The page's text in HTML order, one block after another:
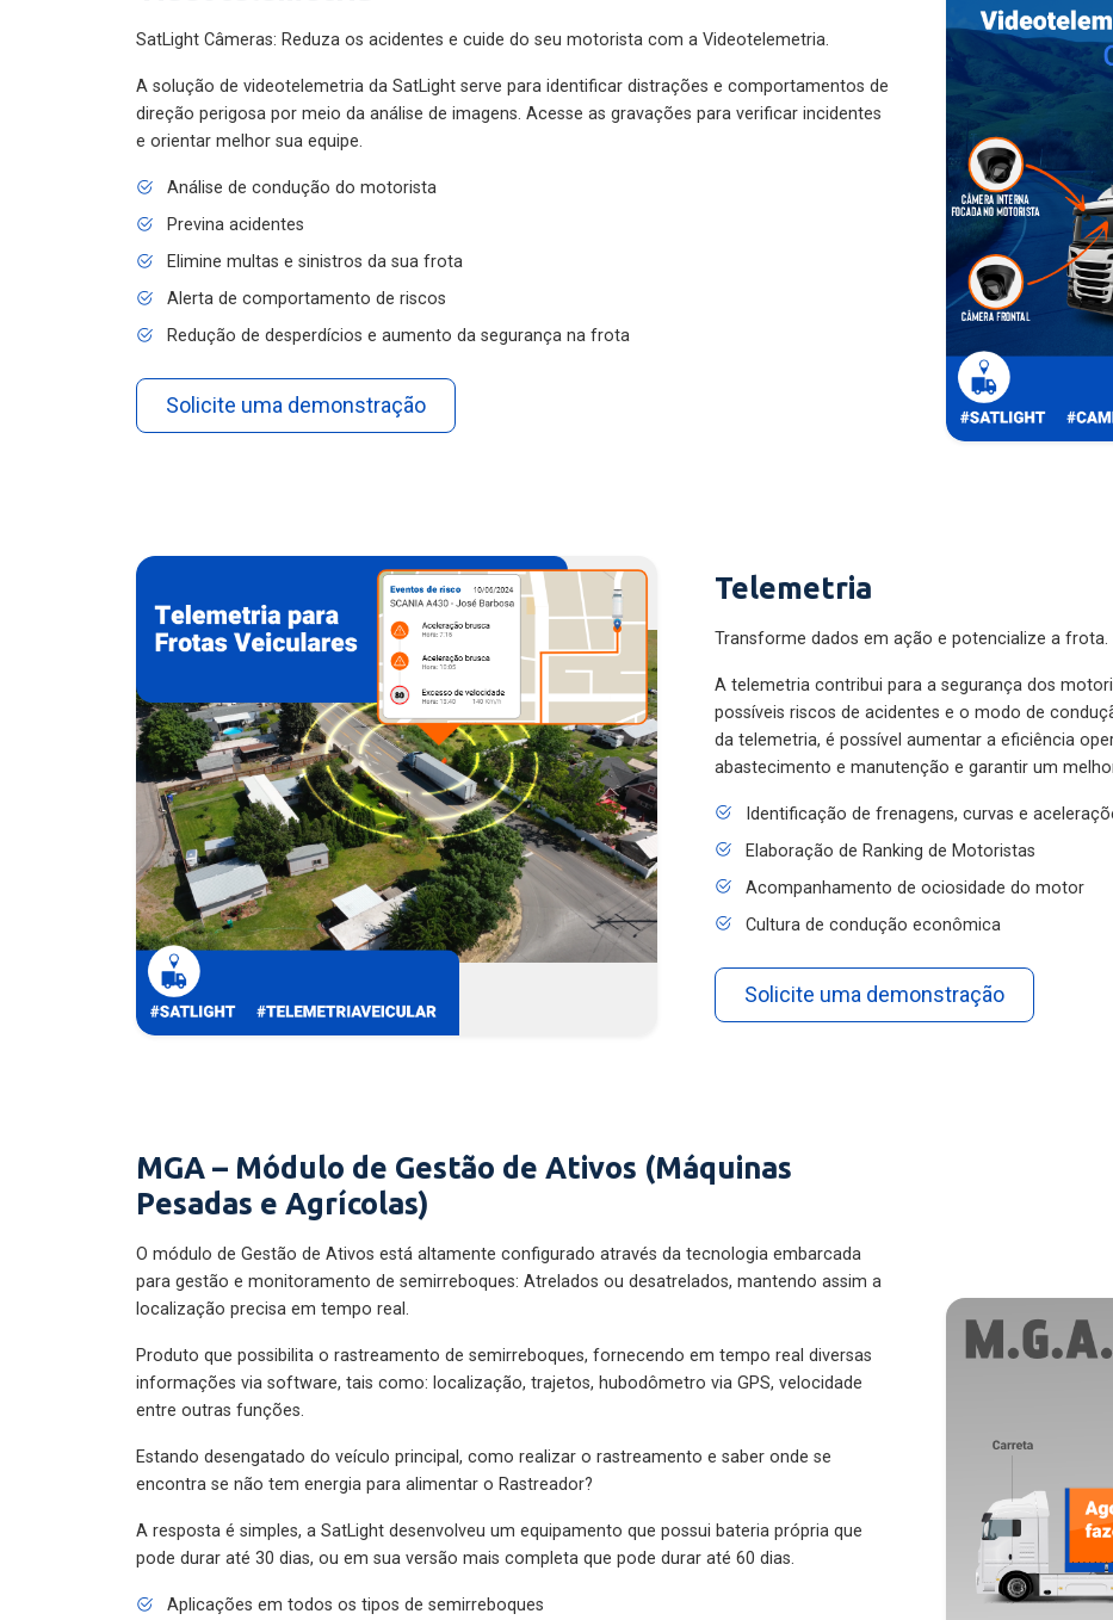
SatLight Câmeras: Reduza os acidentes e cuide do seu motorista com a Videotelemetria.
A solução de videotelemetria da SatLight serve para identificar distrações e comportamentos de
direção perigosa por meio da análise de imagens. Acesse as gravações para verificar incidentes
e orientar melhor sua equipe.
Análise de condução do motorista
Previna acidentes
Elimine multas e sinistros da sua frota
Alerta de comportamento de riscos
Redução de desperdícios e aumento da segurança na frota
Solicite uma demonstração
Telemetria
Transforme dados em ação e potencialize a frota.
A telemetria contribui para a segurança dos
possíveis riscos de acidentes e o modo de
da telemetria, é possível aumentar a eficiência
abastecimento e manutenção e garantir um
Identificação de frenagens, curvas e
Elaboração de Ranking de Motoristas
Acompanhamento de ociosidade do motor
Cultura de condução econômica
Solicite uma demonstração
MGA – Módulo de Gestão de Ativos (Máquinas
Pesadas e Agrícolas)
O módulo de Gestão de Ativos está altamente configurado através da tecnologia embarcada
para gestão e monitoramento de semirreboques: Atrelados ou desatrelados, mantendo assim a
localização precisa em tempo real.
Produto que possibilita o rastreamento de semirreboques, fornecendo em tempo real diversas
informações via software, tais como: localização, trajetos, hubodômetro via GPS, velocidade
entre outras funções.
Estando desengatado do veículo principal, como realizar o rastreamento e saber onde se
encontra se não tem energia para alimentar o Rastreador?
A resposta é simples, a SatLight desenvolveu um equipamento que possui bateria própria que
pode durar até 30 dias, ou em sua versão mais completa que pode durar até 60 dias.
Aplicações em todos os tipos de semirreboques